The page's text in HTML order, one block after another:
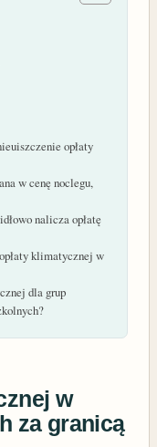
opłaty
w cenę noclegu,
nalicza opłatę
klimatycznej w
dla grup
w
za granicą